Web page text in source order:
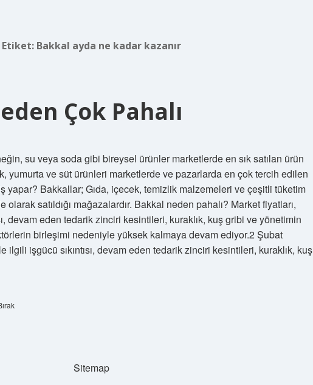
Etiket: Bakkal ayda ne kadar kazanır
Çok Pahalı
su veya soda gibi bireysel ürünler marketlerde en sık satılan ürün
yumurta ve süt ürünleri marketlerde ve pazarlarda en çok tercih edilen
yapar? Bakkallar; Gıda, içecek, temizlik malzemeleri ve çeşitli tüketim
satıldığı mağazalardır. Bakkal neden pahalı? Market fiyatları,
devam eden tedarik zinciri kesintileri, kuraklık, kuş gribi ve yönetimin
birleşimi nedeniyle yüksek kalmaya devam ediyor.2 Şubat
ilgili işgücü sıkıntısı, devam eden tedarik zinciri kesintileri, kuraklık, kuş
Sitemap